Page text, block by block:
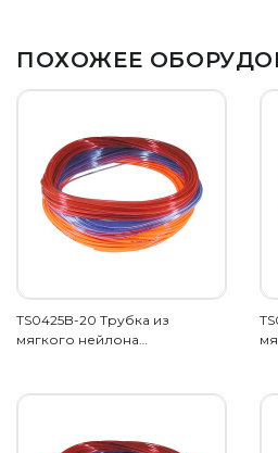
ПОХОЖЕЕ
TS0425B-20 Трубка из
мягкого нейлона…